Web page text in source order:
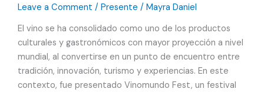
2026
Leave a Comment / Presente / Mayra Daniel
El vino se ha consolidado como uno de los productos
culturales y gastronómicos con mayor proyección a nivel
mundial, al convertirse en un punto de encuentro entre
tradición, innovación, turismo y experiencias. En este
contexto, fue presentado Vinomundo Fest, un festival